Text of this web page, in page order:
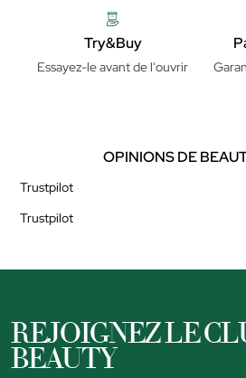
Try&Buy
Essayez-le avant de l'ouvrir
OPINIONS DE
Trustpilot
Trustpilot
REJOIGNEZ LE
BEAUTY